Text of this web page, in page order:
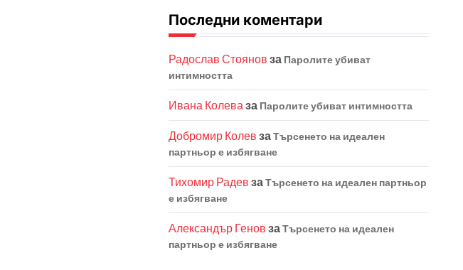
Последни коментари
Радослав Стоянов за Паролите убиват
интимността
Ивана Колеваза Паролите убиват интимността
Добромир Колев заТърсенето на идеален
партньор е избягване
Тихомир Радев заТърсенето на идеален партньор
е избягване
Александър Генов заТърсенето на идеален
партньор е избягване